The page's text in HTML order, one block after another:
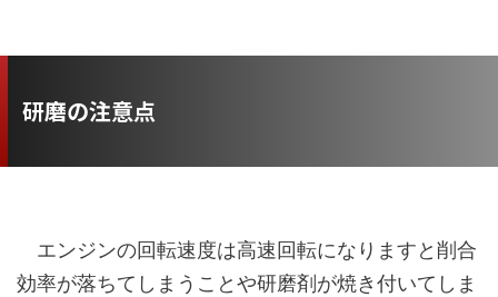
研磨の注意点
エンジンの回転速度は高速回転になりますと削合
効率が落ちてしまうことや研磨剤が焼き付いてしま